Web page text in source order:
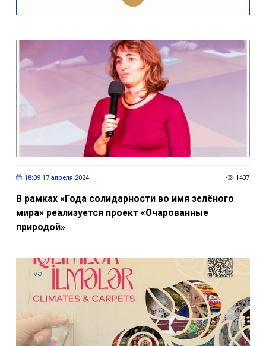
18:09 17 апреля 2024 1437
В рамках «Года солидарности во имя зелёного
мира» реализуется проект «Очарованные
природой»